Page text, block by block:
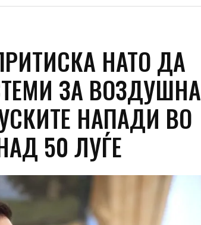
НАТО ДА
ЗА ВОЗДУШНА
НАПАДИ ВО
50 ЛУЃЕ